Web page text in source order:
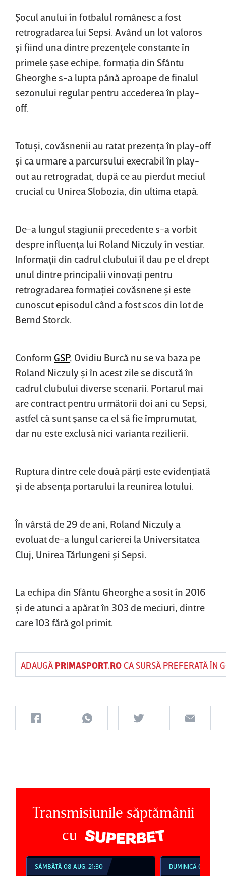
Şocul anului în fotbalul românesc a fost
retrogradarea lui Sepsi. Având un lot valoros
şi fiind una dintre prezenţele constante în
primele şase echipe, formaţia din Sfântu
Gheorghe s-a lupta până aproape de finalul
sezonului regular pentru accederea în play-
off.
Totuşi, covăsnenii au ratat prezenţa în play-off
şi ca urmare a parcursului execrabil în play-
out au retrogradat, după ce au pierdut meciul
crucial cu Unirea Slobozia, din ultima etapă.
De-a lungul stagiunii precedente s-a vorbit
despre influenţa lui Roland Niczuly în vestiar.
Informaţii din cadrul clubului îl dau pe el drept
unul dintre principalii vinovaţi pentru
retrogradarea formaţiei covăsnene şi este
cunoscut episodul când a fost scos din lot de
Bernd Storck.
Conform GSP, Ovidiu Burcă nu se va baza pe
Roland Niczuly şi în acest zile se discută în
cadrul clubului diverse scenarii. Portarul mai
are contract pentru următorii doi ani cu Sepsi,
astfel că sunt şanse ca el să fie împrumutat,
dar nu este exclusă nici varianta rezilierii.
Ruptura dintre cele două părţi este evidenţiată
şi de absenţa portarului la reunirea lotului.
În vârstă de 29 de ani, Roland Niczuly a
evoluat de-a lungul carierei la Universitatea
Cluj, Unirea Tărlungeni şi Sepsi.
La echipa din Sfântu Gheorghe a sosit în 2016
şi de atunci a apărat în 303 de meciuri, dintre
care 103 fără gol primit.
ADAUGĂ PRIMASPORT.ROCA SURSĂ PREFERATĂ ÎN
Transmisiunile săptămânii
cu
SÂMBĂTĂ 08 AUG, 21:30 DUMINICĂ 09 AUG,